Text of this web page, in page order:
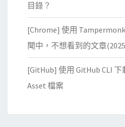
目錄？
[Chrome] 使用
聞中，不想看到的文章
[GitHub] 使用 GitHub CLI 下
Asset 檔案